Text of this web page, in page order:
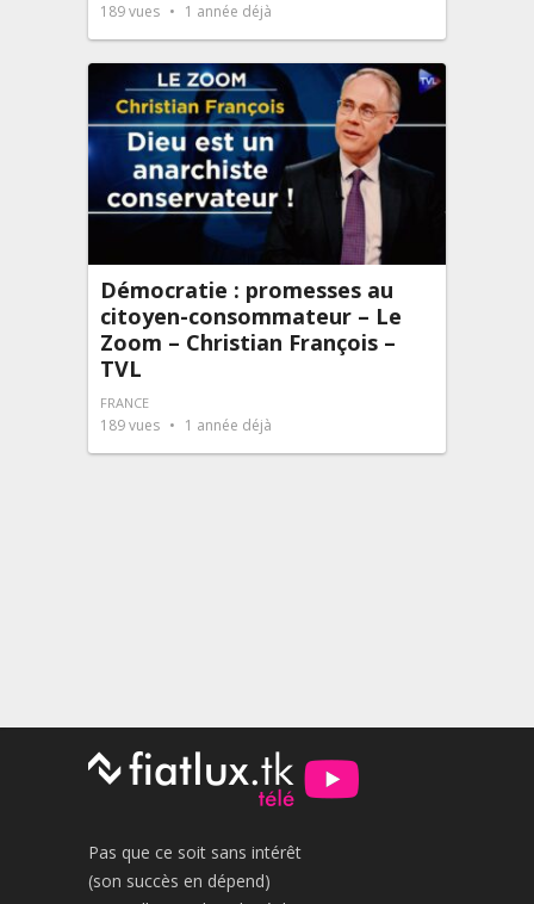
189vues 1 année déjà
Démocratie : promesses au
citoyen-consommateur – Le
Zoom – Christian François –
TVL
FRANCE
189vues 1 année déjà
Pas que ce soit sans intérêt
(son succès en dépend)